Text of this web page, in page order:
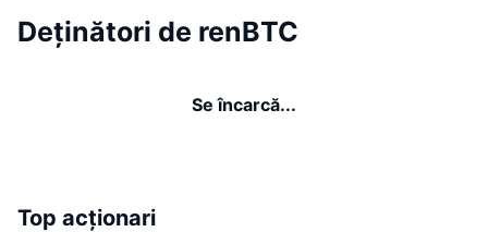
Deținători de renBTC
Se încarcă...
Top acționari